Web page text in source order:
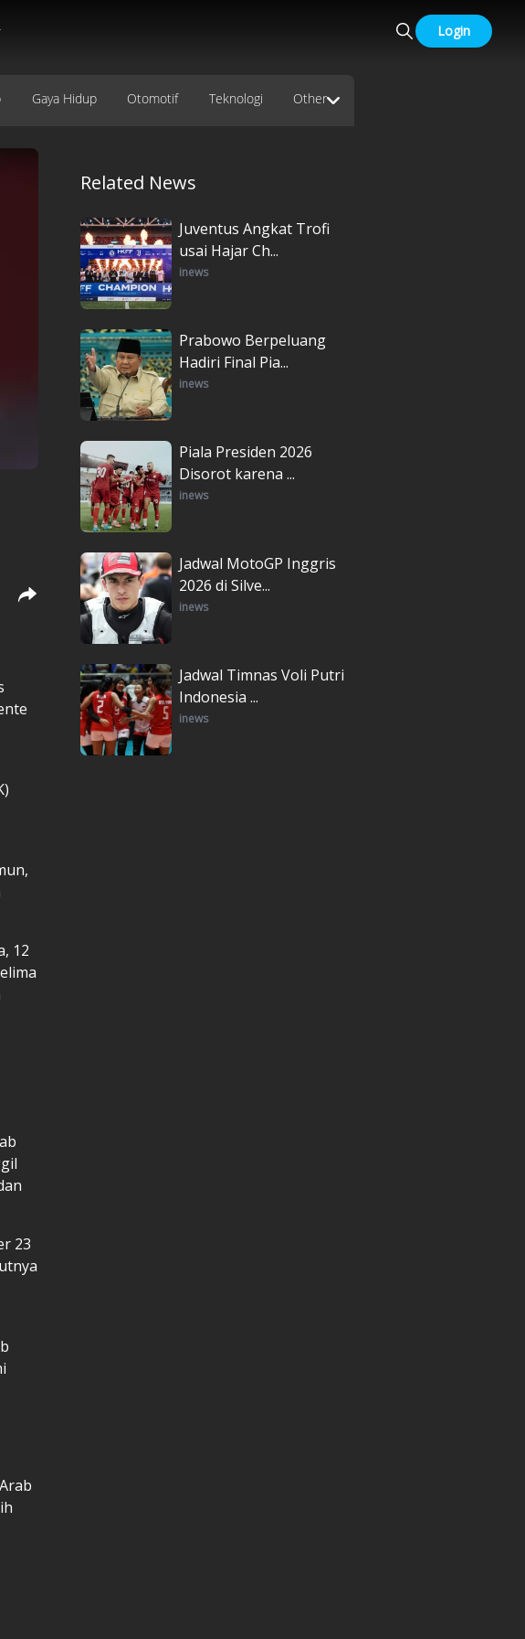
Login
Gaya Hidup Otomotif Teknologi Other
12
23
Related News
Juventus Angkat Trofi
usai Hajar Ch...
inews
Prabowo Berpeluang
Hadiri Final Pia...
inews
Piala Presiden 2026
Disorot karena ...
inews
Jadwal MotoGP Inggris
2026 di Silve...
inews
Jadwal Timnas Voli Putri
Indonesia ...
inews